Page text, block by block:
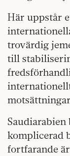
Här uppstår
trovärdig
till
komplicerad
fortfarande